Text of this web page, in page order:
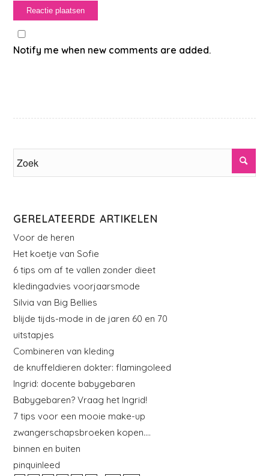
Notify me when new comments are added.
GERELATEERDE ARTIKELEN
Voor de heren
Het koetje van Sofie
6 tips om af te vallen zonder dieet
kledingadvies voorjaarsmode
Silvia van Big Bellies
blijde tijds-mode in de jaren 60 en 70
uitstapjes
Combineren van kleding
de knuffeldieren dokter: flamingoleed
Ingrid: docente babygebaren
Babygebaren? Vraag het Ingrid!
7 tips voor een mooie make-up
zwangerschapsbroeken kopen….
binnen en buiten
pinquinleed